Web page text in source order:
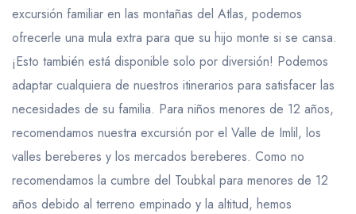
excursión familiar en las montañas del Atlas, podemos
ofrecerle una mula extra para que su hijo monte si se cansa.
¡Esto también está disponible solo por diversión! Podemos
adaptar cualquiera de nuestros itinerarios para satisfacer las
necesidades de su familia. Para niños menores de 12 años,
recomendamos nuestra excursión por el Valle de Imlil, los
valles bereberes y los mercados bereberes. Como no
recomendamos la cumbre del Toubkal para menores de 12
años debido al terreno empinado y la altitud, hemos